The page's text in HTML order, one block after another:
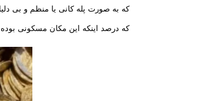
که به صورت پله کانی یا منظم و بی
که درصد اینکه این مکان مسکونی بوده